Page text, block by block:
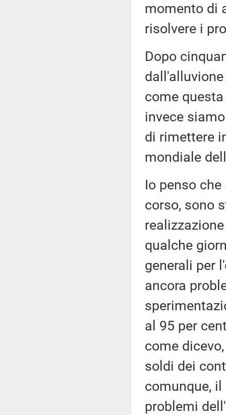
momento di
risolvere i
Dopo
come
invece
di rimettere
mondiale
Io penso
corso, sono
qualche
generali per
ancora
al 95 per
come
soldi dei
comunque,
problemi